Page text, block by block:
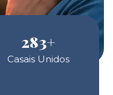
283+
Casais Unidos